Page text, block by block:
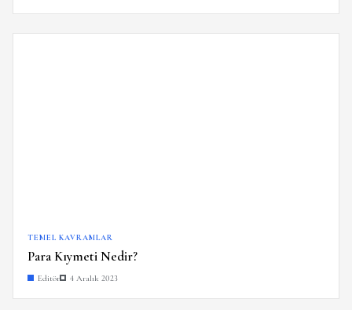
TEMEL KAVRAMLAR
Para Kıymeti Nedir?
Editör 4 Aralık 2023